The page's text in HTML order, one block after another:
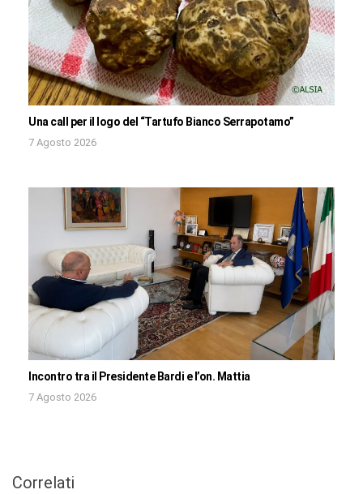
Una call per il logo del “Tartufo Bianco Serrapotamo”
7 Agosto 2026
Incontro tra il Presidente Bardi e l’on. Mattia
7 Agosto 2026
Correlati